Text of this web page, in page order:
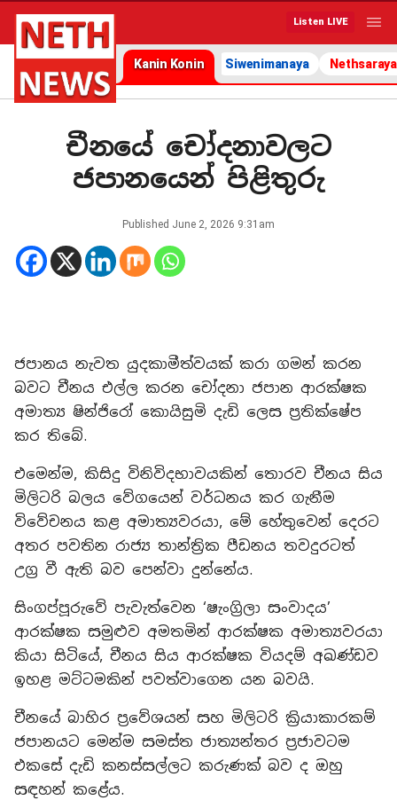
Listen LIVE
Kanin Konin Siwenimanaya Nethsaraya
චීනයේ චෝදනාවලට
ජපානයෙන් පිළිතුරු
Published June 2, 2026 9:31am
ජපානය නැවත යුදකාමීත්වයක් කරා ගමන් කරන
බවට චීනය එල්ල කරන චෝදනා ජපාන ආරක්ෂක
අමාත්‍ය ෂින්ජිරෝ කොයිසුමි දැඩි ලෙස ප්‍රතික්ෂේප
කර තිබේ.
එමෙන්ම, කිසිදු විනිවිදභාවයකින් තොරව චීනය සිය
මිලිටරි බලය වේගයෙන් වර්ධනය කර ගැනීම
විවේචනය කළ අමාත්‍යවරයා, මේ හේතුවෙන් දෙරට
අතර පවතින රාජ්‍ය තාන්ත්‍රික පීඩනය තවදුරටත්
උග්‍ර වී ඇති බව පෙන්වා දුන්නේය.
සිංගප්පූරුවේ පැවැත්වෙන ‘ෂැංග්‍රිලා සංවාදය’
ආරක්ෂක සමුළුව අමතමින් ආරක්ෂක අමාත්‍යවරයා
කියා සිටියේ, චීනය සිය ආරක්ෂක වියදම් අඛණ්ඩව
ඉහළ මට්ටමකින් පවත්වාගෙන යන බවයි.
චීනයේ බාහිර ප්‍රවේශයන් සහ මිලිටරි ක්‍රියාකාරකම්
ජපානයට මෙන්ම සමස්ත ජාත්‍යන්තර ප්‍රජාවටම
එකසේ දැඩි කනස්සල්ලට කරුණක් බව ද ඔහු
සඳහන් කළේය.